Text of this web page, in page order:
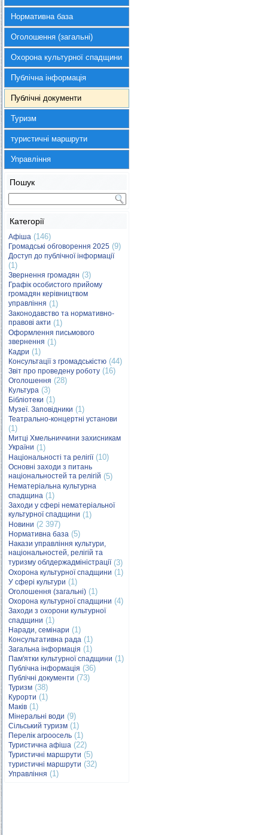
Нормативна база
Оголошення (загальні)
Охорона культурної спадщини
Публічна інформація
Публічні документи
Туризм
туристичні маршрути
Управління
Пошук
Категорії
Афіша (146)
Громадські обговорення 2025 (9)
Доступ до публічної інформації
(1)
Звернення громадян (3)
Графік особистого прийому
громадян керівництвом
управління (1)
Законодавство та нормативно-
правові акти (1)
Оформлення письмового
звернення (1)
Кадри (1)
Консультації з громадськістю (44)
Звіт про проведену роботу (16)
Оголошення (28)
Культура (3)
Бібліотеки (1)
Музеї. Заповідники (1)
Театрально-концертні установи
(1)
Митці Хмельниччини захисникам
України (1)
Національності та релігії(10)
Основні заходи з питань
національностей та релігій (5)
Нематеріальна культурна
спадщина (1)
Заходи у сфері нематеріальної
культурної спадщини (1)
Новини (2 397)
Нормативна база (5)
Накази управління культури,
національностей, релігій та
туризму облдержадміністрації(3)
Охорона культурної спадщини (1)
У сфері культури (1)
Оголошення (загальні) (1)
Охорона культурної спадщини (4)
Заходи з охорони культурної
спадщини (1)
Наради, семінари (1)
Консультативна рада (1)
Загальна інформація (1)
Пам'ятки культурної спадщини (1)
Публічна інформація (36)
Публічні документи (73)
Туризм (38)
Курорти (1)
Маків (1)
Мінеральні води (9)
Сільський туризм (1)
Перелік агроосель (1)
Туристична афіша (22)
Туристичні маршрути (5)
туристичні маршрути (32)
Управління (1)